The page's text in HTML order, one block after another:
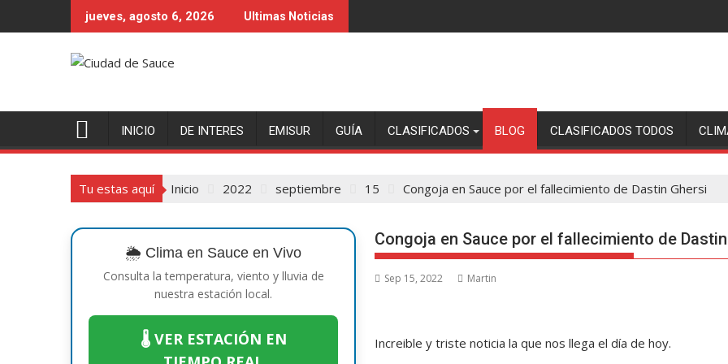
al
jueves, agosto 6, 2026 Ultimas Noticias
INICIO DE INTERES EMISUR GUÍA CLASIFICADOS BLOG CLASIFICADOS TODOS
Tu estas aquí Inicio 2022 septiembre 15 Congoja en Sauce por el fallecimiento de Dastin Ghersi
Congoja en Sauce por el fallecimiento de
Sep 15, 2022 Martin
Increible y triste noticia la que nos llega el día de hoy.
🌦️ Clima en Sauce en Vivo
Consulta la temperatura, viento y lluvia de
nuestra estación local.
🌡️ VER ESTACIÓN EN